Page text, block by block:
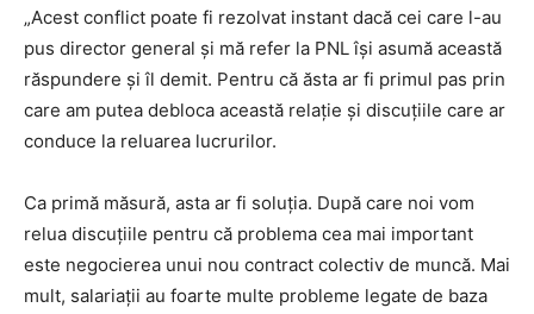
„Acest conflict poate fi rezolvat instant dacă cei care l-au
pus director general și mă refer la PNL își asumă această
răspundere și îl demit. Pentru că ăsta ar fi primul pas prin
care am putea debloca această relație și discuțiile care ar
conduce la reluarea lucrurilor.
Ca primă măsură, asta ar fi soluția. După care noi vom
relua discuțiile pentru că problema cea mai important
este negocierea unui nou contract colectiv de muncă. Mai
mult, salariații au foarte multe probleme legate de baza